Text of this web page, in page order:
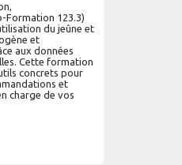
Formation 123.3)
du jeûne et
et
aux données
Cette formation
concrets pour
et
charge de vos